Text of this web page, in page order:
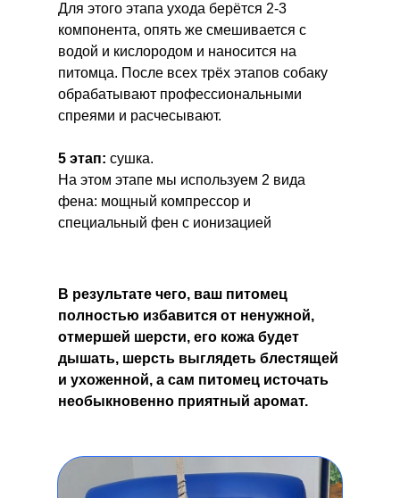
Для этого этапа ухода берётся 2-3
компонента, опять же смешивается с
водой и кислородом и наносится на
питомца. После всех трёх этапов собаку
обрабатывают профессиональными
спреями и расчесывают.
5 этап: сушка.
На этом этапе мы используем 2 вида
фена: мощный компрессор и
специальный фен с ионизацией
В результате чего, ваш питомец
полностью избавится от ненужной,
отмершей шерсти, его кожа будет
дышать, шерсть выглядеть блестящей
и ухоженной, а сам питомец источать
необыкновенно приятный аромат.